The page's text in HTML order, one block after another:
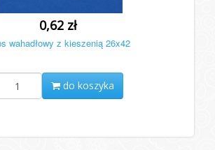
0,62 zł
wahadłowy z kieszenią 26x42
do koszyka